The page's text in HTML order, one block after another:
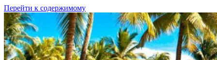
Перейти к содержимому